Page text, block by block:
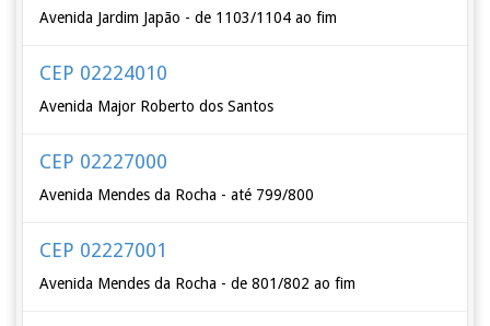
Avenida Jardim Japão - de 1103/1104 ao fim
CEP 02224010
Avenida Major Roberto dos Santos
CEP 02227000
Avenida Mendes da Rocha - até 799/800
CEP 02227001
Avenida Mendes da Rocha - de 801/802 ao fim